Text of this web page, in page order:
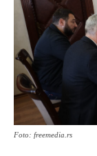
Foto: freemedia.rs